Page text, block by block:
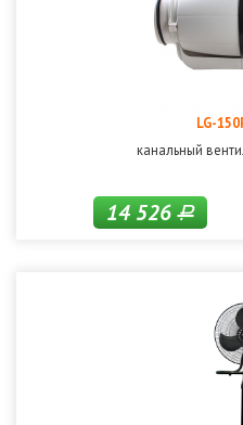
LG-
канальный
14 526Р